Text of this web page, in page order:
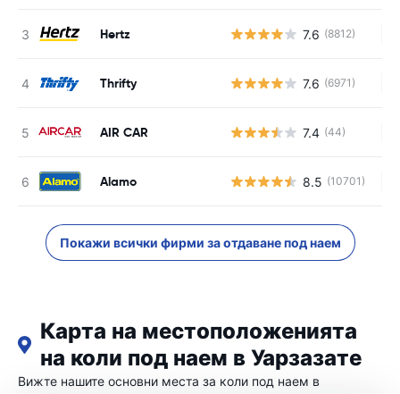
Hertz 7.6 (8812)
Thrifty 7.6 (6971)
AIR CAR 7.4 (44)
Alamo 8.5 (10701)
Покажи всички фирми за отдаване под наем
Карта на местоположенията
на коли под наем в Уарзазате
Вижте нашите основни места за коли под наем в